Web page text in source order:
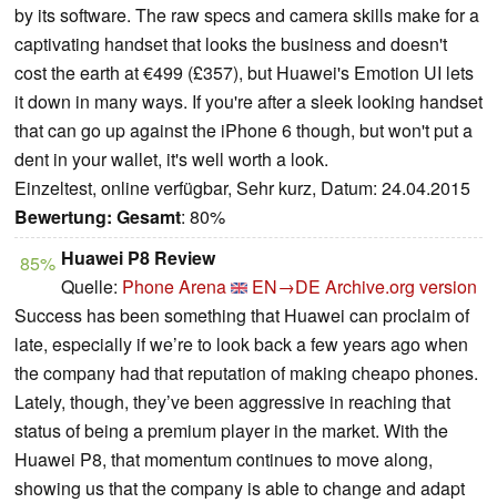
by its software. The raw specs and camera skills make for a
captivating handset that looks the business and doesn't
cost the earth at €499 (£357), but Huawei's Emotion UI lets
it down in many ways. If you're after a sleek looking handset
that can go up against the iPhone 6 though, but won't put a
dent in your wallet, it's well worth a look.
Einzeltest, online verfügbar, Sehr kurz, Datum: 24.04.2015
Bewertung: Gesamt: 80%
85% Huawei P8 Review
Quelle: Phone Arena EN→DE Archive.org version
Success has been something that Huawei can proclaim of
late, especially if we’re to look back a few years ago when
the company had that reputation of making cheapo phones.
Lately, though, they’ve been aggressive in reaching that
status of being a premium player in the market. With the
Huawei P8, that momentum continues to move along,
showing us that the company is able to change and adapt